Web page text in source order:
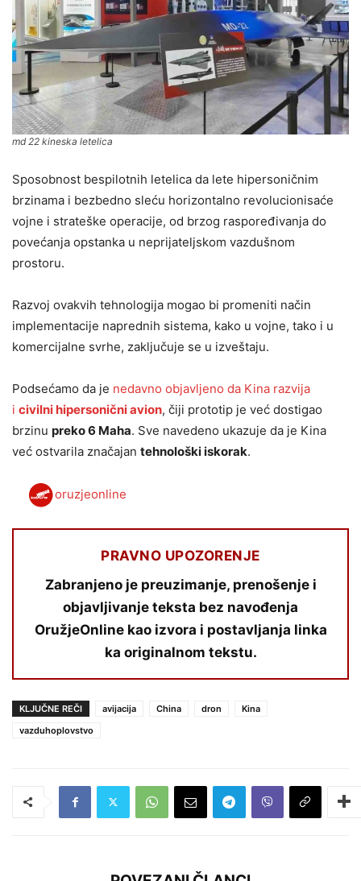
md 22 kineska letelica
Sposobnost bespilotnih letelica da lete hipersoničnim
brzinama i bezbedno sleću horizontalno revolucionisaće
vojne i strateške operacije, od brzog raspoređivanja do
povećanja opstanka u neprijateljskom vazdušnom
prostoru.
Razvoj ovakvih tehnologija mogao bi promeniti način
implementacije naprednih sistema, kako u vojne, tako i u
komercijalne svrhe, zaključuje se u izveštaju.
Podsećamo da je nedavno objavljeno da Kina razvija
i civilni hipersonični avion, čiji prototip je već dostigao
brzinu preko 6 Maha. Sve navedeno ukazuje da je Kina
već ostvarila značajan tehnološki iskorak.
oruzjeonline
PRAVNO UPOZORENJE
Zabranjeno je preuzimanje, prenošenje i
objavljivanje teksta bez navođenja
OružjeOnline kao izvora i postavljanja linka
ka originalnom tekstu.
KLJUČNE REČI avijacija China dron
Kina
vazduhoplovstvo